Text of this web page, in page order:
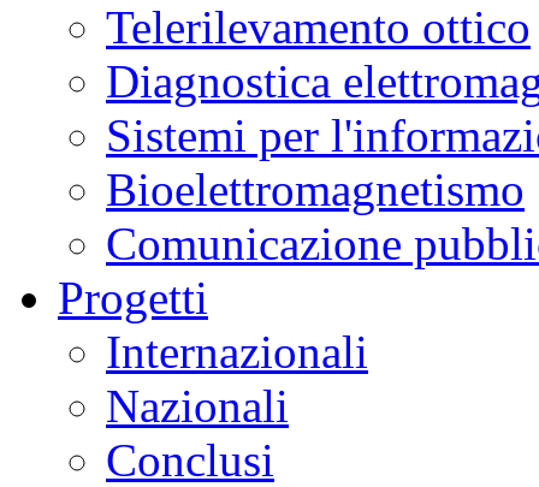
Telerilevamento ottico
Diagnostica
Sistemi per
Bioelettromagnetismo
Comunicazione
Progetti
Internazionali
Nazionali
Conclusi